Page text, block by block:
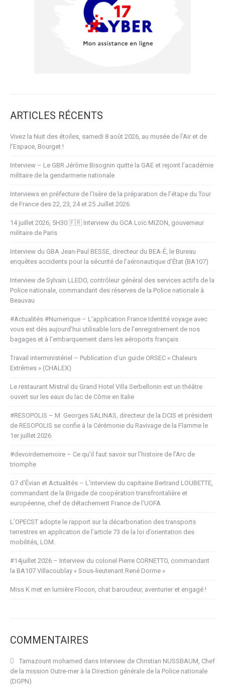
ARTICLES RÉCENTS
Vivez la Nuit des étoiles, samedi 8 août 2026, au musée de l’Air et de
l’Espace, Bourget !
Interview – Le GBR Jérôme Bisognin quitte la GAE et rejoint l’académie
militaire de la gendarmerie nationale
Interviews en préfecture de l’Isère de la préparation de l’étape du Tour
de France des 22, 23, 24 et 25 Juillet 2026
14 juillet 2026, 5H30 🇫🇷 Interview du GCA Loïc MIZON, gouverneur
militaire de Paris
Interview du GBA Jean-Paul BESSE, directeur du BEA-É, le Bureau
enquêtes accidents pour la sécurité de l’aéronautique d’État (BA107)
Interview de Sylvain LLEDO, contrôleur général des services actifs de la
Police nationale, commandant des réserves de la Police nationale à
Beauvau
#Actualités #Numerique – L’application France Identité voyage avec
vous est dès aujourd’hui utilisable lors de l’enregistrement de nos
bagages et à l’embarquement dans les aéroports français
Travail interministériel – Publication d’un guide ORSEC « Chaleurs
Extrêmes » (CHALEX)
Le restaurant Mistral du Grand Hotel Villa Serbellonin est un théâtre
ouvert sur les eaux du lac de Côme en Italie
#RESOPOLIS – M. Georges SALINAS, directeur de la DCIS et président
de RESOPOLIS se confie à la Cérémonie du Ravivage de la Flamme le
1er juillet 2026
#devoirdememoire – Ce qu’il faut savoir sur l’histoire de l’Arc de
triomphe
G7 d’Évian et Actualités – L’interview du capitaine Bertrand LOUBETTE,
commandant de la Brigade de coopération transfrontalière et
européenne, chef de détachement France de l’UOFA
L’OPECST adopte le rapport sur la décarbonation des transports
terrestres en application de l’article 73 de la loi d’orientation des
mobilités, LOM.
#14juillet 2026 – Interview du colonel Pierre CORNETTO, commandant
la BA107 Villacoublay « Sous-lieutenant René Dorme »
Miss K met en lumière Flocon, chat baroudeur, aventurier et engagé !
COMMENTAIRES
Tamazount mohamed dans Interview de Christian NUSSBAUM, Chef
de la mission Outre-mer à la Direction générale de la Police nationale
(DGPN)